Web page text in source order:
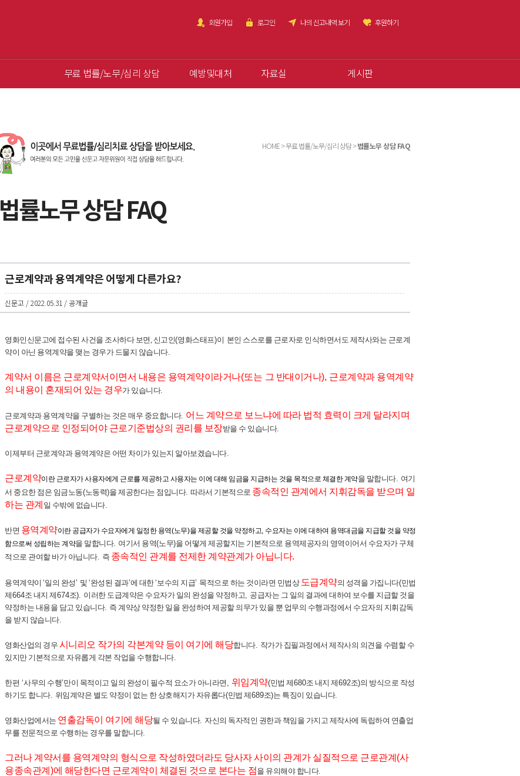
회원가입 로그인 나의 신고내역 보기 후원하기
무료 법률/노무/심리 상담 예방및대처 자료실 게시판
HOME > 무료 법률/노무/심리 상담 >법률노무 상담 FAQ
법률노무 상담 FAQ
근로계약과 용역계약은 어떻게 다른가요?
신문고 / 2022.05.31 / 공개글
영화인신문고에 접수된 사건을 조사하다 보면, 신고인(영화스태프)이 본인 스스로를 근로자로 인식하면서도 제작사와는 근로계
약이 아닌 용역계약을 맺는 경우가 드물지 않습니다.
계약서 이름은 근로계약서이면서 내용은 용역계약이라거나(또는 그 반대이거나), 근로계약과 용역계약
의 내용이 혼재되어 있는 경우가 있습니다.
근로계약과 용역계약을 구별하는 것은 매우 중요합니다. 어느 계약으로 보느냐에 따라 법적 효력이 크게 달라지며
근로계약으로 인정되어야 근로기준법상의 권리를 보장받을 수 있습니다.
이제부터 근로계약과 용역계약은 어떤 차이가 있는지 알아보겠습니다.
근로계약이란 근로자가 사용자에게 근로를 제공하고 사용자는 이에 대해 임금을 지급하는 것을 목적으로 체결한 계약을 말합니다. 여기
서 중요한 점은 임금노동(노동력)을 제공한다는 점입니다. 따라서 기본적으로 종속적인 관계에서 지휘감독을 받으며 일
하는 관계 일 수밖에 없습니다.
반면 용역계약이란 공급자가 수요자에게 일정한 용역(노무)을 제공할 것을 약정하고, 수요자는 이에 대하여 용역대금을 지급할 것을 약정
함으로써 성립하는 계약을 말합니다. 여기서 용역(노무)을 어떻게 제공할지는 기본적으로 용역제공자의 영역이어서 수요자가 구체
적으로 관여할 바가 아닙니다. 즉 종속적인 관계를 전제한 계약관계가 아닙니다.
용역계약이 ‘일의 완성’ 및 ‘완성된 결과’에 대한‘보수의 지급’ 목적으로 하는 것이라면 민법상 도급계약의 성격을 가집니다(민법
제664조 내지 제674조). 이러한 도급계약은 수요자가 일의 완성을 약정하고, 공급자는 그 일의 결과에 대하여 보수를 지급할 것을
약정하는 내용을 담고 있습니다. 즉 계약상 약정한 일을 완성하여 제공할 의무가 있을 뿐 업무의 수행과정에서 수요자의 지휘감독
을 받지 않습니다.
영화산업의 경우 시니리오 작가의 각본계 약등이 여기에 해당합니다. 작가가 집필과정에서 제작사의 의견을 수렴할 수
있지만 기본적으로 자유롭게 각본 작업을 수행합니다.
한편 ‘사무의 수행’만이 목적이고 일의 완성이 필수적 요소가 아니라면 , 위임계약(민법 제680조 내지 제692조)의 방식으로 작성
하기도 합니다. 위임계약은 별도 약정이 없는 한 상호해지가 자유롭다(민법 제689조)는 특징이 있습니다.
영화산업에서는 연출감독이 여기에 해당될 수 있습니다. 자신의 독자적인 권한과 책임을 가지고 제작사에 독립하여 연출업
무를 전문적으로 수행하는 경우를 말합니다.
그러나 계약서를 용역계약의 형식으로 작성하였더라도 당사자 사이의 관계가 실질적으로 근로관계 (사
용종속관계 )에 해당한다면 근로계약이 체결된 것으로 본다는 점을 유의해야 합니다.